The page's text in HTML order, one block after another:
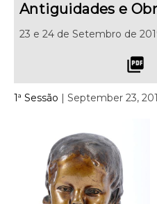
Antiguidades e
23 e 24 de Setembro de
picture_as_pdf
1ª Sessão | September 23,